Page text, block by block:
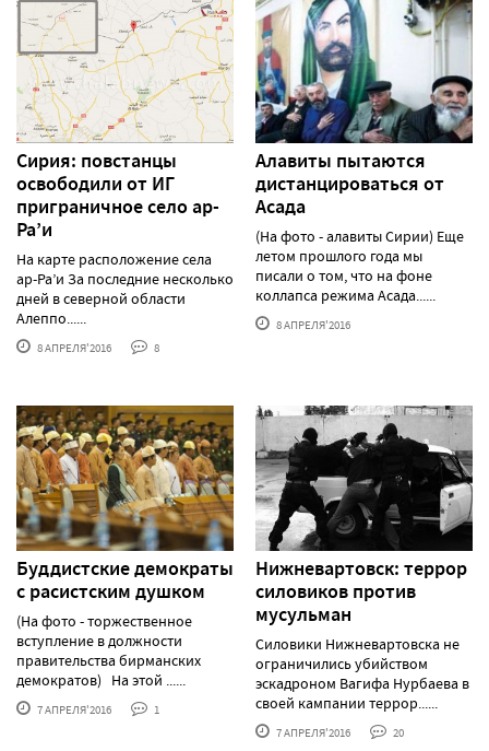
Сирия: повстанцы
освободили от ИГ
приграничное село ар-
Ра’и
На карте расположение села
ар-Ра’и За последние несколько
дней в северной области
Алеппо......
8 АПРЕЛЯ'2016 8
Алавиты пытаются
дистанцироваться от
Асада
(На фото - алавиты Сирии) Еще
летом прошлого года мы
писали о том, что на фоне
коллапса режима Асада......
8 АПРЕЛЯ'2016
Буддистские демократы
с расистским душком
(На фото - торжественное
вступление в должности
правительства бирманских
демократов) На этой ......
7 АПРЕЛЯ'2016 1
Нижневартовск: террор
силовиков против
мусульман
Силовики Нижневартовска не
ограничились убийством
эскадроном Вагифа Нурбаева в
своей кампании террор......
7 АПРЕЛЯ'2016 20